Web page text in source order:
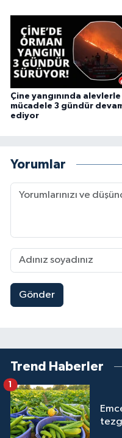
Çine yangınında alevlerle
mücadele 3 gündür
ediyor
Yorumlar
Gönder
Trend Haberler
1